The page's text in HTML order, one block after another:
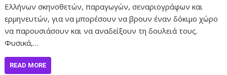
Ελλήνων σκηνοθετών, παραγωγών, σεναριογράφων και
ερμηνευτών, για να μπορέσουν να βρουν έναν δόκιμο χώρο
να παρουσιάσουν και να αναδείξουν τη δουλειά τους.
Φυσικά,…
READ MORE